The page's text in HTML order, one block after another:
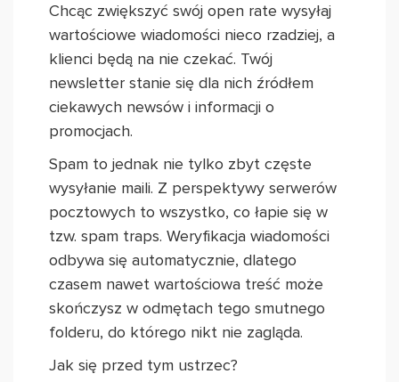
Chcąc zwiększyć swój open rate wysyłaj
wartościowe wiadomości nieco rzadziej, a
klienci będą na nie czekać. Twój
newsletter stanie się dla nich źródłem
ciekawych newsów i informacji o
promocjach.
Spam to jednak nie tylko zbyt częste
wysyłanie maili. Z perspektywy serwerów
pocztowych to wszystko, co łapie się w
tzw. spam traps. Weryfikacja wiadomości
odbywa się automatycznie, dlatego
czasem nawet wartościowa treść może
skończysz w odmętach tego smutnego
folderu, do którego nikt nie zagląda.
Jak się przed tym ustrzec?